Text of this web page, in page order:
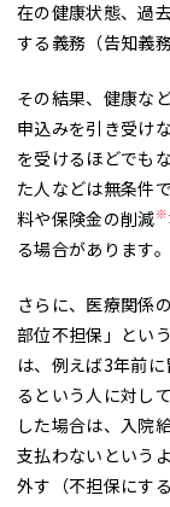
在の健康状態、過
する義務（告知義
その結果、健康な
申込みを引き受け
を受けるほどでも
た人などは無条件
料や保険金の削減※
る場合があります。
さらに、医療関係
部位不担保」とい
は、例えば3年前
るという人に対し
した場合は、入院
支払わないという
外す（不担保にす